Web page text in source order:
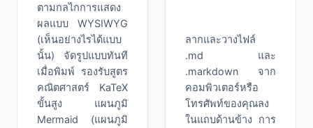
ตามกลไกการแสดง
ผลแบบ WYSIWYG
(เห็นอย่างไรได้แบบ
นั้น) จัดรูปแบบทันที
เมื่อพิมพ์ รองรับสูตร
คณิตศาสตร์ KaTeX
ขั้นสูง แผนภูมิ
Mermaid (แผนภูมิ
ลากและวางไฟล์
.md และ
.markdown จาก
คอมพิวเตอร์หรือ
โทรศัพท์ของคุณลง
ในแถบด้านข้าง การ